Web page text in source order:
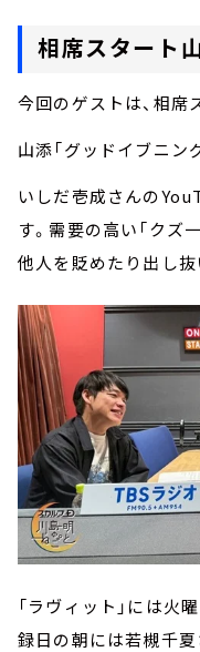
相席スタート
今回のゲストは、相席
山添「グッドイブニン
いしだ壱成さんの
す。需要の高い「クズ
他人を貶めたり出し抜
「ラヴィット」には火
録日の朝には若槻千夏